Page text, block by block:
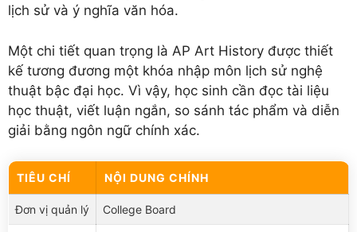
lịch sử và ý nghĩa văn hóa.
Một chi tiết quan trọng là AP Art History được thiết
kế tương đương một khóa nhập môn lịch sử nghệ
thuật bậc đại học. Vì vậy, học sinh cần đọc tài liệu
học thuật, viết luận ngắn, so sánh tác phẩm và diễn
giải bằng ngôn ngữ chính xác.
TIÊU CHÍ NỘI DUNG CHÍNH
Đơn vị quản lý College Board